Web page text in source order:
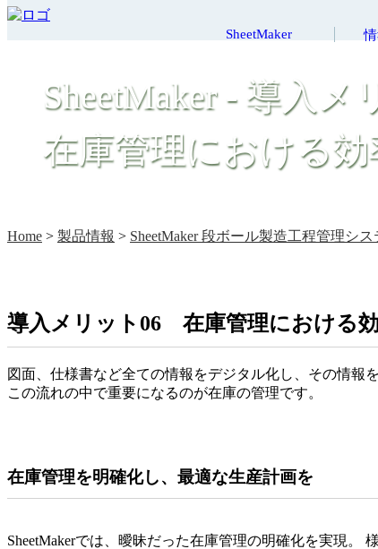
SheetMaker
SheetMaker - 導入メ
在庫管理における効
Home > 製品情報 > SheetMaker 段ボール製造工程管理シス
導入メリット06 在庫管理における
図面、仕様書など全ての情報をデジタル化し、その情報
この流れの中で重要になるのが在庫の管理です。
在庫管理を明確化し、最適な生産計画を
SheetMakerでは、曖昧だった在庫管理の明確化を実現。